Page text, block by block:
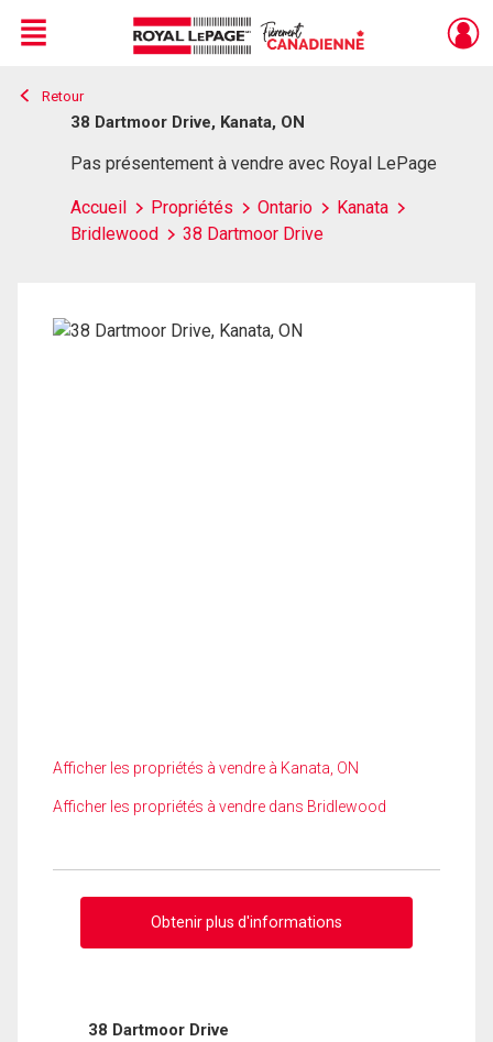
Live
En Direct
Menu
Retour
38 Dartmoor Drive, Kanata, ON
Pas présentement à vendre avec Royal LePage
Accueil Propriétés Ontario
Kanata
Bridlewood
38 Dartmoor Drive
Afficher les propriétés à vendre à Kanata, ON
Afficher les propriétés à vendre dans Bridlewood
Obtenir plus d'informations
38 Dartmoor Drive